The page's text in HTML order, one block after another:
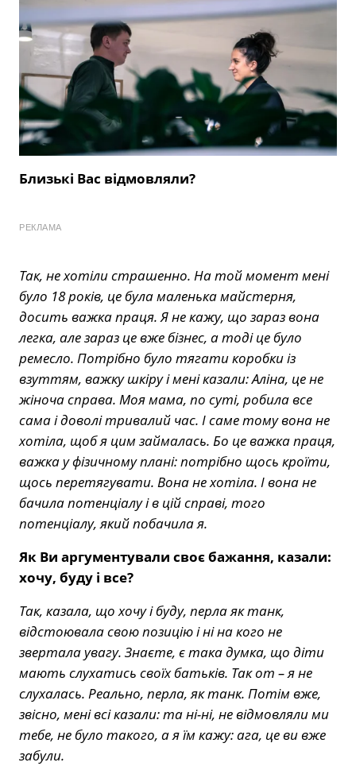
Близькі Вас відмовляли?
РЕКЛАМА
Так, не хотіли страшенно. На той момент мені
було 18 років, це була маленька майстерня,
досить важка праця. Я не кажу, що зараз вона
легка, але зараз це вже бізнес, а тоді це було
ремесло. Потрібно було тягати коробки із
взуттям, важку шкіру і мені казали: Аліна, це не
жіноча справа. Моя мама, по суті, робила все
сама і доволі тривалий час. І саме тому вона не
хотіла, щоб я цим займалась. Бо це важка праця,
важка у фізичному плані: потрібно щось кроїти,
щось перетягувати. Вона не хотіла. І вона не
бачила потенціалу і в цій справі, того
потенціалу, який побачила я.
Як Ви аргументували своє бажання, казали:
хочу, буду і все?
Так, казала, що хочу і буду, перла як танк,
відстоювала свою позицію і ні на кого не
звертала увагу. Знаєте, є така думка, що діти
мають слухатись своїх батьків. Так от – я не
слухалась. Реально, перла, як танк. Потім вже,
звісно, мені всі казали: та ні-ні, не відмовляли ми
тебе, не було такого, а я їм кажу: ага, це ви вже
забули.